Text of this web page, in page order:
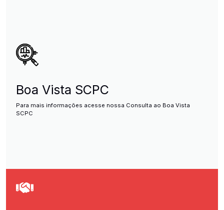
Boa Vista SCPC
Para mais informações acesse nossa Consulta ao Boa Vista
SCPC